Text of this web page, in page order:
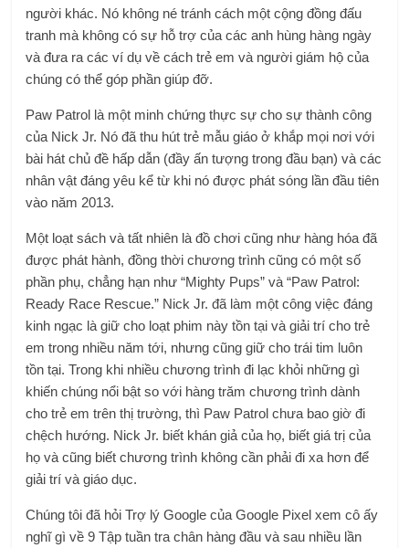
người khác. Nó không né tránh cách một cộng đồng đấu
tranh mà không có sự hỗ trợ của các anh hùng hàng ngày
và đưa ra các ví dụ về cách trẻ em và người giám hộ của
chúng có thể góp phần giúp đỡ.
Paw Patrol là một minh chứng thực sự cho sự thành công
của Nick Jr. Nó đã thu hút trẻ mẫu giáo ở khắp mọi nơi với
bài hát chủ đề hấp dẫn (đầy ấn tượng trong đầu bạn) và các
nhân vật đáng yêu kể từ khi nó được phát sóng lần đầu tiên
vào năm 2013.
Một loạt sách và tất nhiên là đồ chơi cũng như hàng hóa đã
được phát hành, đồng thời chương trình cũng có một số
phần phụ, chẳng hạn như “Mighty Pups” và “Paw Patrol:
Ready Race Rescue.” Nick Jr. đã làm một công việc đáng
kinh ngạc là giữ cho loạt phim này tồn tại và giải trí cho trẻ
em trong nhiều năm tới, nhưng cũng giữ cho trái tim luôn
tồn tại. Trong khi nhiều chương trình đi lạc khỏi những gì
khiến chúng nổi bật so với hàng trăm chương trình dành
cho trẻ em trên thị trường, thì Paw Patrol chưa bao giờ đi
chệch hướng. Nick Jr. biết khán giả của họ, biết giá trị của
họ và cũng biết chương trình không cần phải đi xa hơn để
giải trí và giáo dục.
Chúng tôi đã hỏi Trợ lý Google của Google Pixel xem cô ấy
nghĩ gì về 9 Tập tuần tra chân hàng đầu và sau nhiều lần